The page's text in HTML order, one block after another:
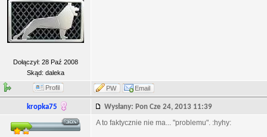
Dołączył: 28 Paź 2008
Skąd: daleka
Profil PW Email
kropka75 Wysłany: Pon Cze 24, 2013 11:39
A to faktycznie nie ma... "problemu". :hyhy: